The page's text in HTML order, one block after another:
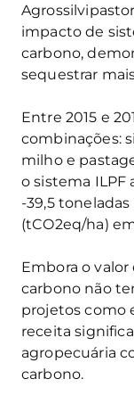
impacto de
carbono,
sequestrar
Entre 2015 e
combinações:
milho e
o sistema ILPF
-39,5
(tCO2eq/ha)
Embora o
carbono não
projetos como
receita
agropecuária
carbono.